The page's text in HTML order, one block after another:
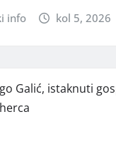
info kol 5, 2026